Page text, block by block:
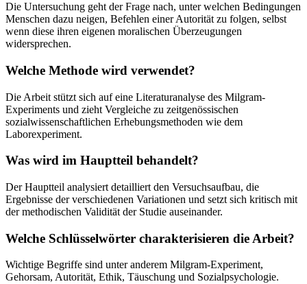
Die Untersuchung geht der Frage nach, unter welchen Bedingungen
Menschen dazu neigen, Befehlen einer Autorität zu folgen, selbst
wenn diese ihren eigenen moralischen Überzeugungen
widersprechen.
Welche Methode wird verwendet?
Die Arbeit stützt sich auf eine Literaturanalyse des Milgram-
Experiments und zieht Vergleiche zu zeitgenössischen
sozialwissenschaftlichen Erhebungsmethoden wie dem
Laborexperiment.
Was wird im Hauptteil behandelt?
Der Hauptteil analysiert detailliert den Versuchsaufbau, die
Ergebnisse der verschiedenen Variationen und setzt sich kritisch mit
der methodischen Validität der Studie auseinander.
Welche Schlüsselwörter charakterisieren die Arbeit?
Wichtige Begriffe sind unter anderem Milgram-Experiment,
Gehorsam, Autorität, Ethik, Täuschung und Sozialpsychologie.